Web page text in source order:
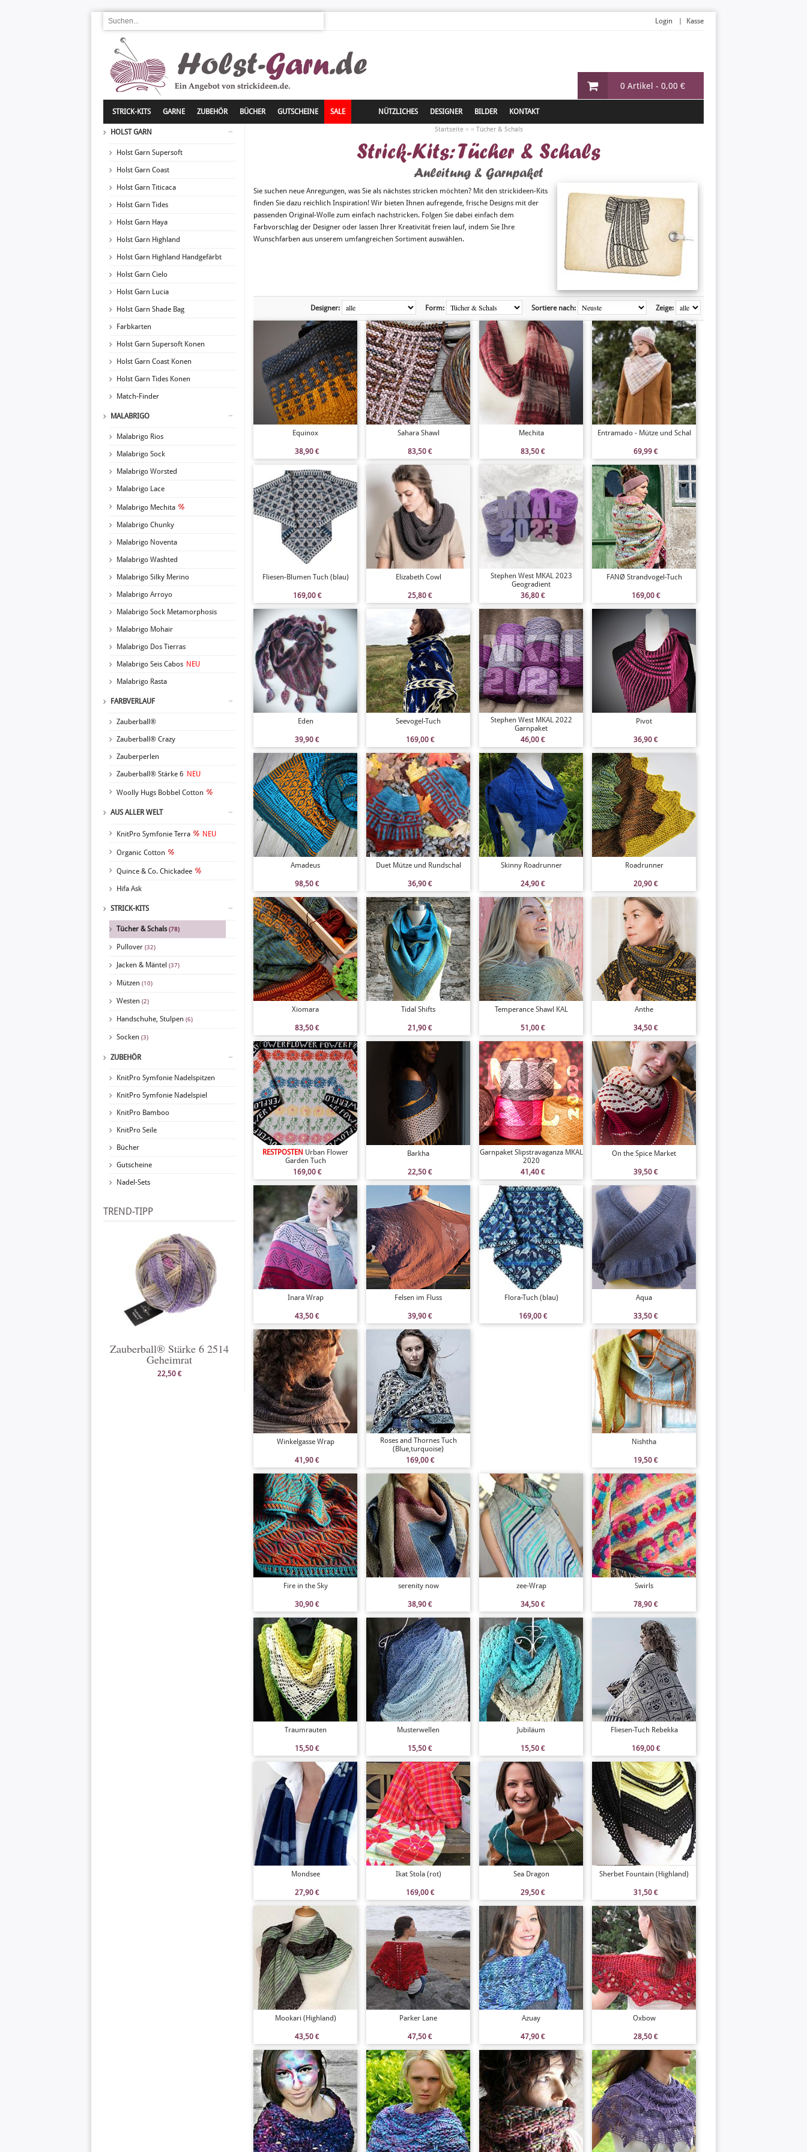
0 Artikel - 0,00 €
Login Kasse
STRICK-KITS GARNE ZUBEHÖR BÜCHER GUTSCHEINE SALE NÜTZLICHES DESIGNER BILDER KONTAKT
HOLST GARN
Holst Garn Supersoft
Holst Garn Coast
Holst Garn Titicaca
Holst Garn Tides
Holst Garn Haya
Holst Garn Highland
Holst Garn Highland Handgefärbt
Holst Garn Cielo
Holst Garn Lucia
Holst Garn Shade Bag
Farbkarten
Holst Garn Supersoft Konen
Holst Garn Coast Konen
Holst Garn Tides Konen
Match-Finder
MALABRIGO
Malabrigo Rios
Malabrigo Sock
Malabrigo Worsted
Malabrigo Lace
Malabrigo Mechita
Malabrigo Chunky
Malabrigo Noventa
Malabrigo Washted
Malabrigo Silky Merino
Malabrigo Arroyo
Malabrigo Sock Metamorphosis
Malabrigo Mohair
Malabrigo Dos Tierras
Malabrigo Seis Cabos NEU
Malabrigo Rasta
FARBVERLAUF
Zauberball®
Zauberball® Crazy
Zauberperlen
Zauberball® Stärke 6 NEU
Woolly Hugs Bobbel Cotton
AUS ALLER WELT
KnitPro Symfonie Terra NEU
Organic Cotton
Quince & Co. Chickadee
Hifa Ask
STRICK-KITS
Tücher & Schals(78)
Pullover (32)
Jacken & Mäntel (37)
Mützen (10)
Westen (2)
Handschuhe, Stulpen (6)
Socken (3)
ZUBEHÖR
KnitPro Symfonie Nadelspitzen
KnitPro Symfonie Nadelspiel
KnitPro Bamboo
KnitPro Seile
Bücher
Gutscheine
Nadel-Sets
TREND-TIPP
Zauberball® Stärke 6 2514
Geheimrat
22,50 €
Startseite» » Tücher & Schals
Strick-Kits: Tücher & Schals
Anleitung & Garnpaket
Sie suchen neue Anregungen, was Sie als nächstes stricken möchten? Mit den strickideen-Kits
finden Sie dazu reichlich Inspiration! Wir bieten Ihnen aufregende, frische Designs mit der
passenden Original-Wolle zum einfach nachstricken. Folgen Sie dabei einfach dem
Farbvorschlag der Designer oder lassen Ihrer Kreativität freien lauf, indem Sie Ihre
Wunschfarben aus unserem umfangreichen Sortiment auswählen.
Zeige:
Sortiere nach:
Form:
Designer:
Equinox
38,90 €
Sahara Shawl
83,50 €
Mechita
83,50 €
Entramado - Mütze und Schal
69,99 €
Fliesen-Blumen Tuch (blau)
169,00 €
Elizabeth Cowl
25,80 €
Stephen West MKAL 2023
Geogradient
36,80 €
FANØ Strandvogel-Tuch
169,00 €
Eden
39,90 €
Seevogel-Tuch
169,00 €
Stephen West MKAL 2022
Garnpaket
46,00 €
Pivot
36,90 €
Amadeus
98,50 €
Duet Mütze und Rundschal
36,90 €
Skinny Roadrunner
24,90 €
Roadrunner
20,90 €
Xiomara
83,50 €
Tidal Shifts
21,90 €
Temperance Shawl KAL
51,00 €
Anthe
34,50 €
RESTPOSTEN Urban Flower
Garden Tuch
169,00 €
Barkha
22,50 €
Garnpaket Slipstravaganza MKAL
2020
41,40 €
On the Spice Market
39,50 €
Inara Wrap
43,50 €
Felsen im Fluss
39,90 €
Flora-Tuch (blau)
169,00 €
Aqua
33,50 €
Winkelgasse Wrap
41,90 €
Roses and Thornes Tuch
(Blue,turquoise)
169,00 €
Nishtha
19,50 €
Fire in the Sky
30,90 €
serenity now
38,90 €
zee-Wrap
34,50 €
Swirls
78,90 €
Traumrauten
15,50 €
Musterwellen
15,50 €
Jubiläum
15,50 €
Fliesen-Tuch Rebekka
169,00 €
Mondsee
27,90 €
Ikat Stola (rot)
169,00 €
Sea Dragon
29,50 €
Sherbet Fountain (Highland)
31,50 €
Mookari (Highland)
43,50 €
Parker Lane
47,50 €
Azuay
47,90 €
Oxbow
28,50 €